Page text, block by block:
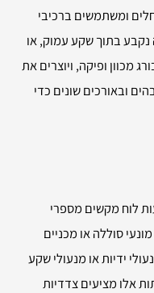
ומשתמשים ברכיבי
בתוך שקע עמוק, או
ופיקה, ויוצרים את
ובאורכים שונים כדי
לוח מקשים מספרי
סוללה או מכניים
ידיות או מנעולי שקע
אלו מציעים צדדיות